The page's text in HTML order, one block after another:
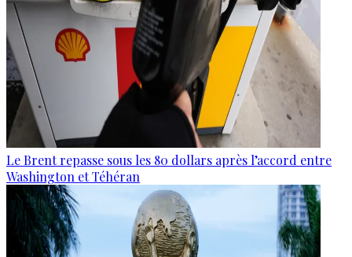
Le Brent repasse sous les 80 dollars après l’accord entre
Washington et Téhéran